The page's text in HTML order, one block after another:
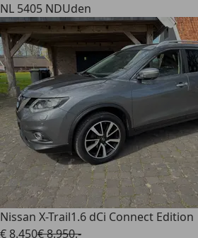
NL 5405 NDUden
Nissan X-Trail1.6 dCi Connect Edition
€ 8.450€ 8.950,-